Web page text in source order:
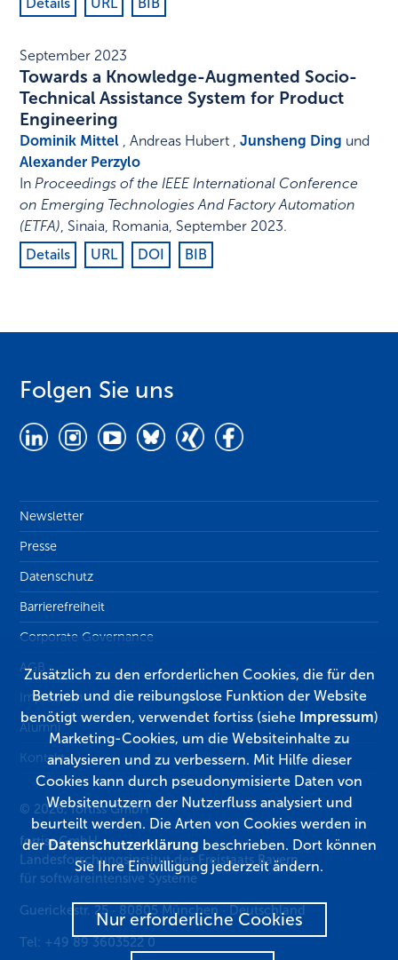
September 2023
Towards a Knowledge-Augmented Socio-
Technical Assistance System for Product
Engineering
Dominik Mittel , Andreas Hubert ,Junsheng Ding und
Alexander Perzylo
InProceedings of the IEEE International Conference
on Emerging Technologies And Factory Automation
(ETFA), Sinaia, Romania, September 2023.
Details
URL DOI BIB
Folgen Sie uns
Newsletter
Presse
Datenschutz
Barrierefreiheit
Corporate Governance
AGB
Impressum
Alumni
Kontakt
© 2026, fortiss GmbH
fortiss GmbH
Landesforschungsinstitut des Freistaats Bayern
für softwareintensive Systeme
Guerickestr. 25 · 80805 München · Deutschland
Tel: +49 89 3603522 0
Zusätzlich zu den erforderlichen Cookies, die für den
Betrieb und die reibungslose Funktion der Website
benötigt werden, verwendet fortiss (siehe Impressum)
Marketing-Cookies, um die Websiteinhalte zu
analysieren und zu verbessern. Mit Hilfe dieser
Cookies kann durch pseudonymisierte Daten von
Websitenutzern der Nutzerfluss analysiert und
beurteilt werden. Die Arten von Cookies werden in
derDatenschutzerklärung beschrieben. Dort können
Sie Ihre Einwilligung jederzeit ändern.
Nur erforderliche Cookies